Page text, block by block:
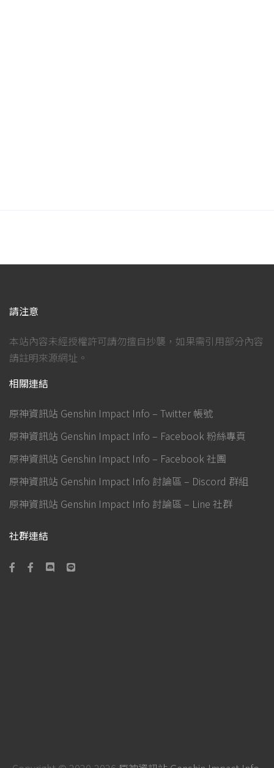
請注意
本站內容未經授權許可請勿擅自抄襲，如果需引用部分內容
請註明來源網址。
相關連結
原神資訊站 Genshin Impact Info – Twitter 帳號
原神資訊站 Genshin Impact Info – Facebook 粉絲專頁
原神資訊站 Genshin Impact Info – Facebook 社團
原神資訊站 Genshin Impact Info 討論區 – Discord 群組
原神資訊站 Genshin Impact Info 討論區 – Line 社群
社群連結